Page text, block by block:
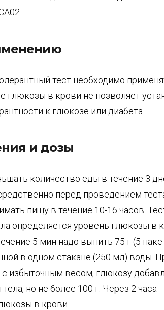
тест необходимо
глюкозы в крови не позволяет
к глюкозе или диабета.
и дозы
количество еды в течение 3
перед проведением
пищу в течение 10-16 часов.
определяется уровень глюкозы в
5 мин надо выпить 75 г (5
в одном стакане (250 мл) воды.
избыточным весом, глюкозу
но не более 100 г. Через 2 часа
в крови.